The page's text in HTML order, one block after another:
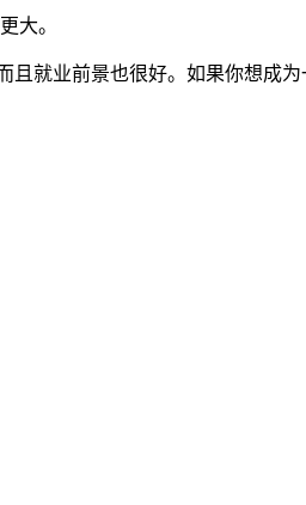
大。
且就业前景也很好。如果你想成